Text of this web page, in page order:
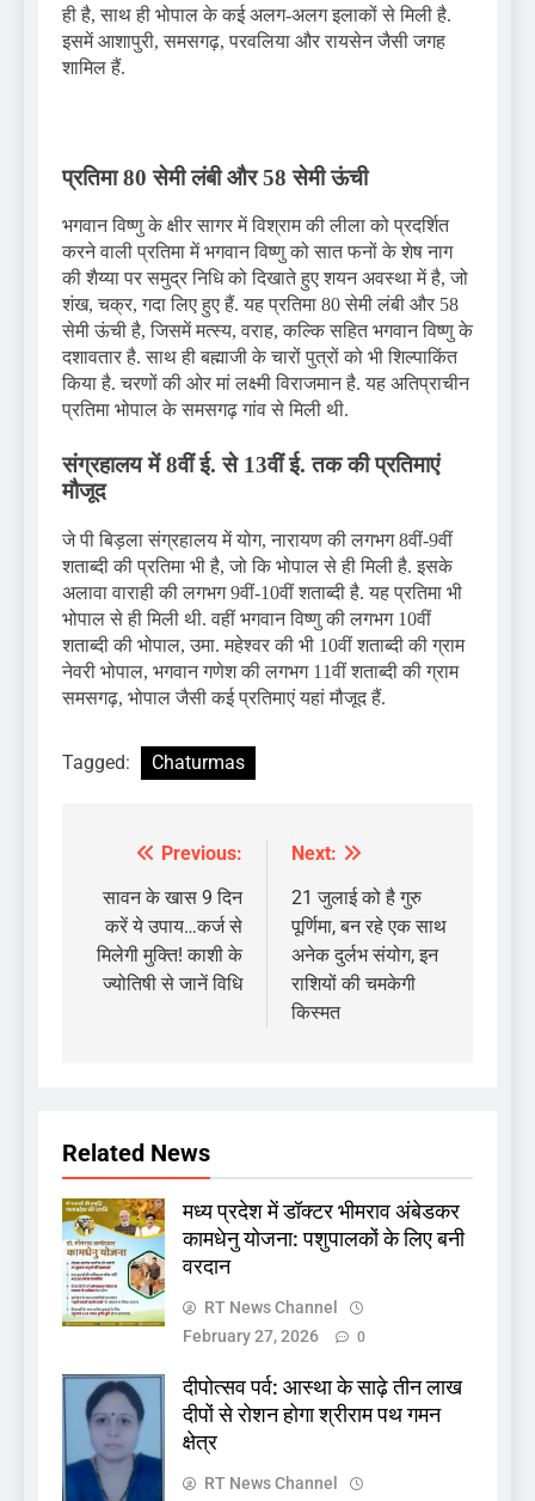
ही है, साथ ही भोपाल के कई अलग-अलग इलाकों से मिली है.
इसमें आशापुरी, समसगढ़, परवलिया और रायसेन जैसी जगह
शामिल हैं.
प्रतिमा 80 सेमी लंबी और 58 सेमी ऊंची
भगवान विष्णु के क्षीर सागर में विश्राम की लीला को प्रदर्शित
करने वाली प्रतिमा में भगवान विष्णु को सात फनों के शेष नाग
की शैय्या पर समुद्र निधि को दिखाते हुए शयन अवस्था में है, जो
शंख, चक्र, गदा लिए हुए हैं. यह प्रतिमा 80 सेमी लंबी और 58
सेमी ऊंची है, जिसमें मत्स्य, वराह, कल्कि सहित भगवान विष्णु के
दशावतार है. साथ ही बह्माजी के चारों पुत्रों को भी शिल्पाकिंत
किया है. चरणों की ओर मां लक्ष्मी विराजमान है. यह अतिप्राचीन
प्रतिमा भोपाल के समसगढ़ गांव से मिली थी.
संग्रहालय में 8वीं ई. से 13वीं ई. तक की प्रतिमाएं
मौजूद
जे पी बिड़ला संग्रहालय में योग, नारायण की लगभग 8वीं-9वीं
शताब्दी की प्रतिमा भी है, जो कि भोपाल से ही मिली है. इसके
अलावा वाराही की लगभग 9वीं-10वीं शताब्दी है. यह प्रतिमा भी
भोपाल से ही मिली थी. वहीं भगवान विष्णु की लगभग 10वीं
शताब्दी की भोपाल, उमा. महेश्वर की भी 10वीं शताब्दी की ग्राम
नेवरी भोपाल, भगवान गणेश की लगभग 11वीं शताब्दी की ग्राम
समसगढ़, भोपाल जैसी कई प्रतिमाएं यहां मौजूद हैं.
Tagged: Chaturmas
Post
navigation
Previous:
सावन के खास 9 दिन
करें ये उपाय…कर्ज से
मिलेगी मुक्ति! काशी के
ज्योतिषी से जानें विधि
Next:
21 जुलाई को है गुरु
पूर्णिमा, बन रहे एक साथ
अनेक दुर्लभ संयोग, इन
राशियों की चमकेगी
किस्मत
Related News
मध्य प्रदेश में डॉक्टर भीमराव अंबेडकर
कामधेनु योजना: पशुपालकों के लिए बनी
वरदान
RT News Channel
February 27, 2026
0
दीपोत्सव पर्व: आस्था के साढ़े तीन लाख
दीपों से रोशन होगा श्रीराम पथ गमन
क्षेत्र
RT News Channel